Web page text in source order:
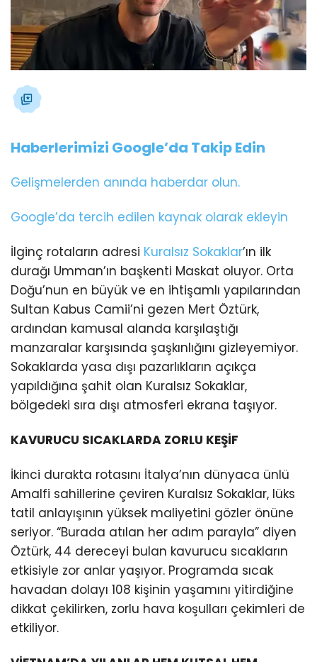
Haberlerimizi Google’da Takip Edin
Gelişmelerden anında haberdar olun.
Google’da tercih edilen kaynak olarak ekleyin
İlginç rotaların adresi Kuralsız Sokaklar’ın ilk
durağı Umman’ın başkenti Maskat oluyor. Orta
Doğu’nun en büyük ve en ihtişamlı yapılarından
Sultan Kabus Camii’ni gezen Mert Öztürk,
ardından kamusal alanda karşılaştığı
manzaralar karşısında şaşkınlığını gizleyemiyor.
Sokaklarda yasa dışı pazarlıkların açıkça
yapıldığına şahit olan Kuralsız Sokaklar,
bölgedeki sıra dışı atmosferi ekrana taşıyor.
KAVURUCU SICAKLARDA ZORLU KEŞİF
İkinci durakta rotasını İtalya’nın dünyaca ünlü
Amalfi sahillerine çeviren Kuralsız Sokaklar, lüks
tatil anlayışının yüksek maliyetini gözler önüne
seriyor. “Burada atılan her adım parayla” diyen
Öztürk, 44 dereceyi bulan kavurucu sıcakların
etkisiyle zor anlar yaşıyor. Programda sıcak
havadan dolayı 108 kişinin yaşamını yitirdiğine
dikkat çekilirken, zorlu hava koşulları çekimleri de
etkiliyor.